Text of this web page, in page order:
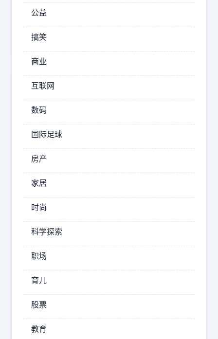
15:37
南
非
这
场
，
让
预
测
从
变
了
数
据
界
球
的
军
原
来
都
公益
搞笑
商业
互联网
数码
国际足球
房产
家居
时尚
科学探索
职场
育儿
股票
教育